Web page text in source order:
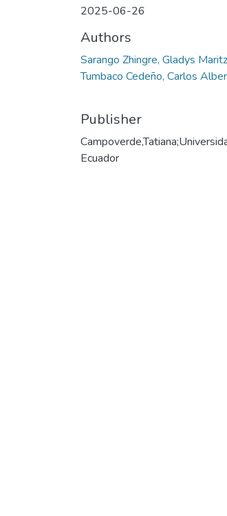
2025-06-26
Authors
Sarango Zhingre, Gladys
Tumbaco Cedeño, Carlos
Publisher
Ecuador